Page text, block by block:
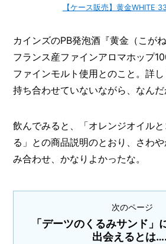
【ケース販売】黄金WHITE
カインズのPB発泡酒『黄金（こが
フランス産ファインアロマホップ
ファインモルト使用とのこと。詳
持ち合わせていないながら、なんだ
飲んでみると、「オレンジオイル
る」との商品説明のとおり、さわ
み合わせ、かなりよかったな。
次のページ
「デーツのくるみサンド」
出会えるとは